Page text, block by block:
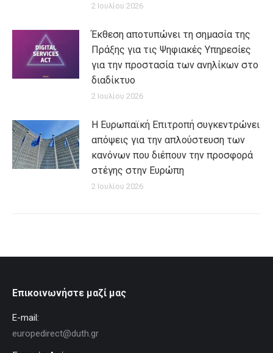
2 Ιουλίου 2026
Έκθεση αποτυπώνει τη σημασία της
Πράξης για τις Ψηφιακές Υπηρεσίες
για την προστασία των ανηλίκων στο
διαδίκτυο
2 Ιουλίου 2026
Η Ευρωπαϊκή Επιτροπή συγκεντρώνει
απόψεις για την απλούστευση των
κανόνων που διέπουν την προσφορά
στέγης στην Ευρώπη
2 Ιουλίου 2026
Επικοινωνήστε μαζί μας
E-mail:
europedirect@duth.gr